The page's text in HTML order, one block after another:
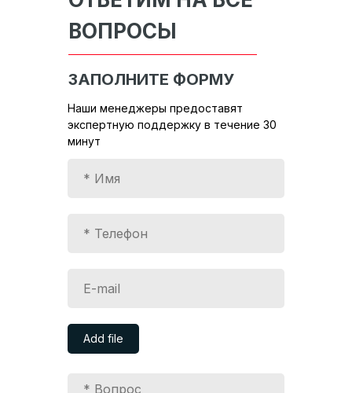
Add file
ВОПРОСЫ
Наши менеджеры предоставят
экспертную поддержку в течение 30
минут
ЗАПОЛНИТЕ ФОРМУ